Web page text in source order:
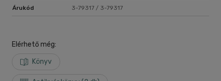
Árukód 3-79317 / 3-79317
Elérhető még:
Könyv